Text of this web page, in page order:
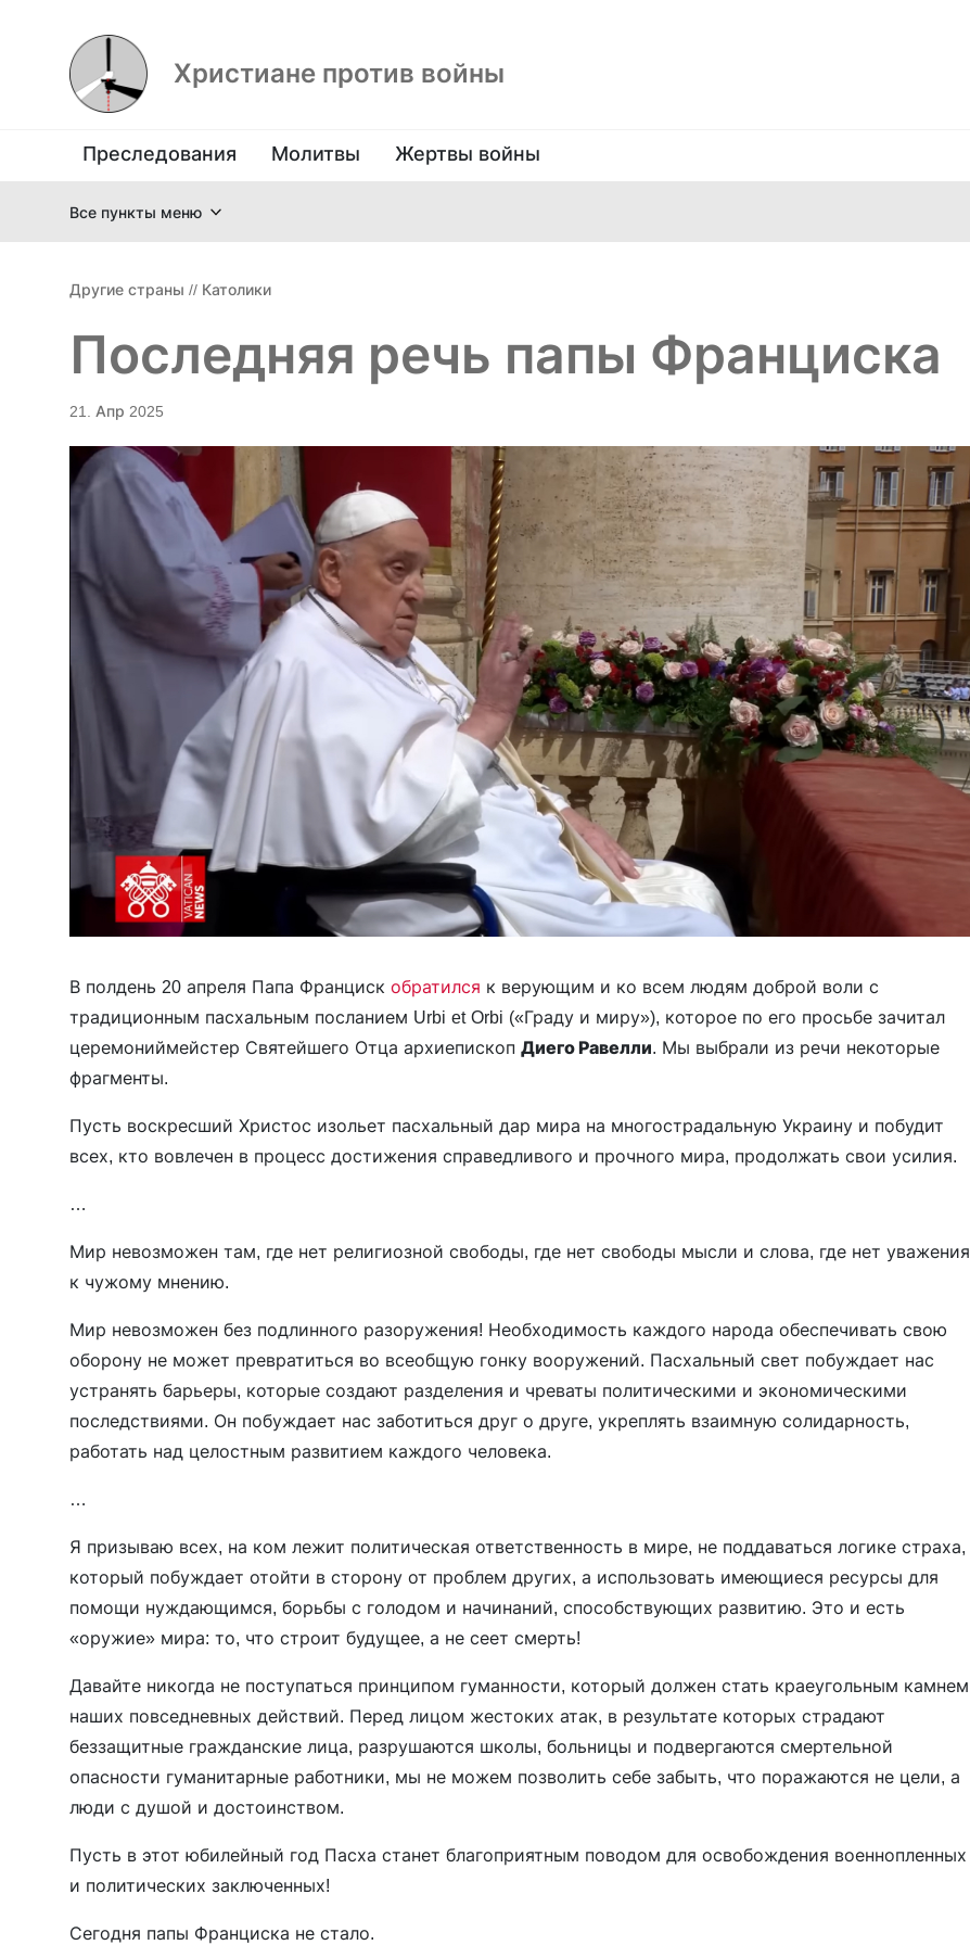
Христиане против войны
Преследования Молитвы Жертвы войны
Все пункты меню
Другие страны // Католики
Последняя речь папы Франциска
21. Апр 2025
В полдень 20 апреля Папа Франциск обратился к верующим и ко всем людям доброй воли с
традиционным пасхальным посланием Urbi et Orbi («Граду и миру»), которое по его просьбе зачитал
церемониймейстер Святейшего Отца архиепископ Диего Равелли. Мы выбрали из речи некоторые
фрагменты.
Пусть воскресший Христос изольет пасхальный дар мира на многострадальную Украину и побудит
всех, кто вовлечен в процесс достижения справедливого и прочного мира, продолжать свои усилия.
…
Мир невозможен там, где нет религиозной свободы, где нет свободы мысли и слова, где нет уважения
к чужому мнению.
Мир невозможен без подлинного разоружения! Необходимость каждого народа обеспечивать свою
оборону не может превратиться во всеобщую гонку вооружений. Пасхальный свет побуждает нас
устранять барьеры, которые создают разделения и чреваты политическими и экономическими
последствиями. Он побуждает нас заботиться друг о друге, укреплять взаимную солидарность,
работать над целостным развитием каждого человека.
…
Я призываю всех, на ком лежит политическая ответственность в мире, не поддаваться логике страха,
который побуждает отойти в сторону от проблем других, а использовать имеющиеся ресурсы для
помощи нуждающимся, борьбы с голодом и начинаний, способствующих развитию. Это и есть
«оружие» мира: то, что строит будущее, а не сеет смерть!
Давайте никогда не поступаться принципом гуманности, который должен стать краеугольным камнем
наших повседневных действий. Перед лицом жестоких атак, в результате которых страдают
беззащитные гражданские лица, разрушаются школы, больницы и подвергаются смертельной
опасности гуманитарные работники, мы не можем позволить себе забыть, что поражаются не цели, а
люди с душой и достоинством.
Пусть в этот юбилейный год Пасха станет благоприятным поводом для освобождения военнопленных
и политических заключенных!
Сегодня папы Франциска не стало.